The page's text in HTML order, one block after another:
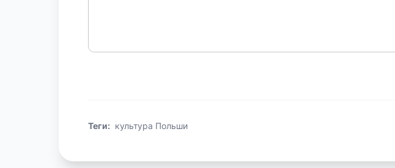
Теги: культура Польши